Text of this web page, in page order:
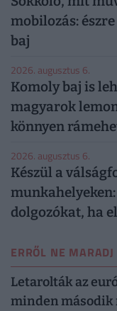
mobilozás:
baj
2026. augusztus 6.
Komoly baj is
magyarok
könnyen
2026. augusztus 6.
Készül a
dolgozókat, ha
ERRŐL NE MARADJ
Letarolták az
minden második